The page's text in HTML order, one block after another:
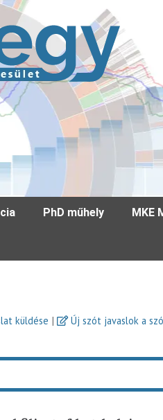
PhD műhely MKE
küldése | Új szót javaslok a